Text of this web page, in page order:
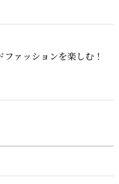
ァッションを楽しむ！